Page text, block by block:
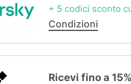
+ 5 codici sconto
Condizioni
Ricevi fino a